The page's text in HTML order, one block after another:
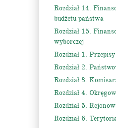
Rozdział 14.
budżetu państwa
Rozdział 15.
wyborczej
Rozdział 1.
Rozdział 2.
Rozdział 3.
Rozdział 4.
Rozdział 5.
Rozdział 6.